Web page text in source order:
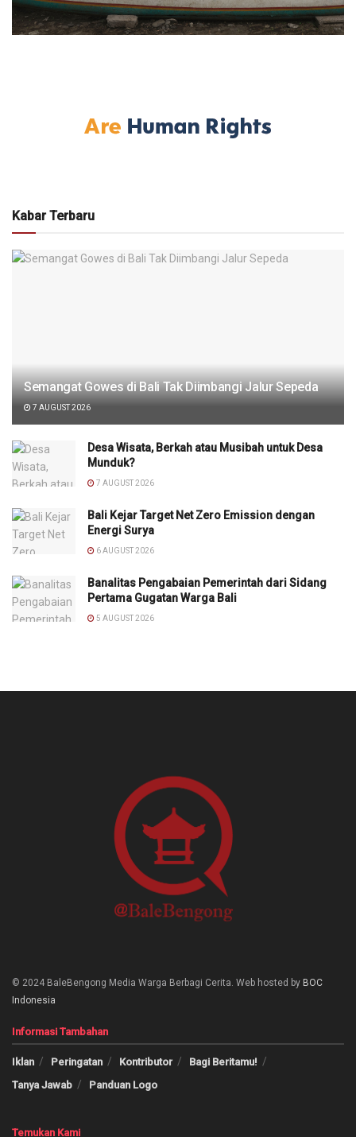
Kabar Terbaru
Semangat Gowes di Bali Tak Diimbangi Jalur Sepeda
7 AUGUST 2026
Desa Wisata, Berkah atau Musibah untuk Desa
Munduk?
7 AUGUST 2026
Bali Kejar Target Net Zero Emission dengan
Energi Surya
6 AUGUST 2026
Banalitas Pengabaian Pemerintah dari Sidang
Pertama Gugatan Warga Bali
5 AUGUST 2026
© 2024 BaleBengong Media Warga Berbagi Cerita. Web hosted by BOC
Indonesia
Informasi Tambahan
Iklan Peringatan Kontributor
Bagi Beritamu!
Tanya Jawab
Panduan Logo
Temukan Kami